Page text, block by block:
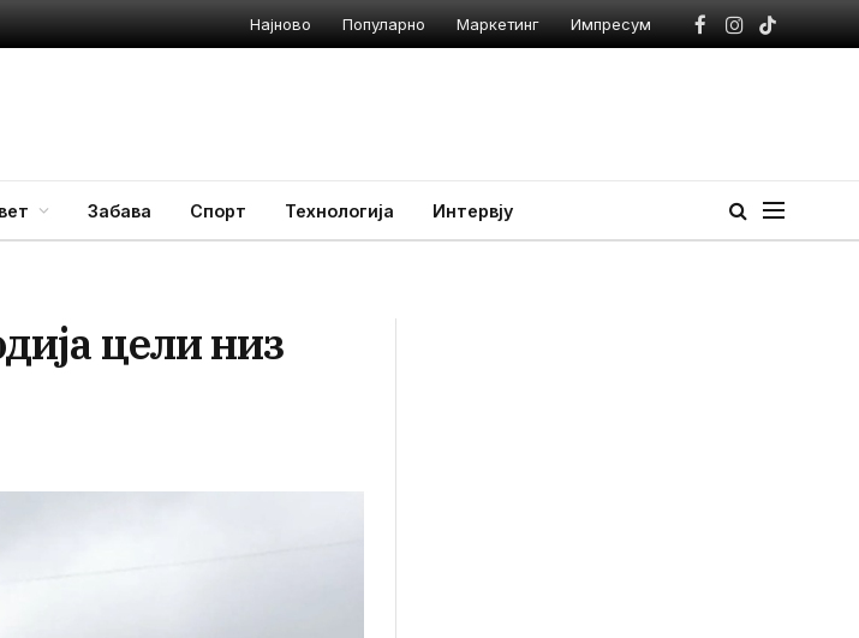
Најново Популарно Маркетинг Импресум
Facebook
Instagram
TikTok
Забава Спорт Технологија Интервју
цели низ